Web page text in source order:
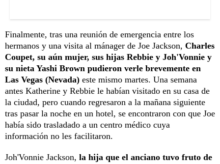
Finalmente, tras una reunión de emergencia entre los
hermanos y una visita al mánager de Joe Jackson, Charles
Coupet, su aún mujer, sus hijas Rebbie y Joh'Vonnie y
su nieta Yashi Brown pudieron verle brevemente en
Las Vegas (Nevada) este mismo martes. Una semana
antes Katherine y Rebbie le habían visitado en su casa de
la ciudad, pero cuando regresaron a la mañana siguiente
tras pasar la noche en un hotel, se encontraron con que Joe
había sido trasladado a un centro médico cuya
información no les facilitaron.
Joh'Vonnie Jackson, la hija que el anciano tuvo fruto de